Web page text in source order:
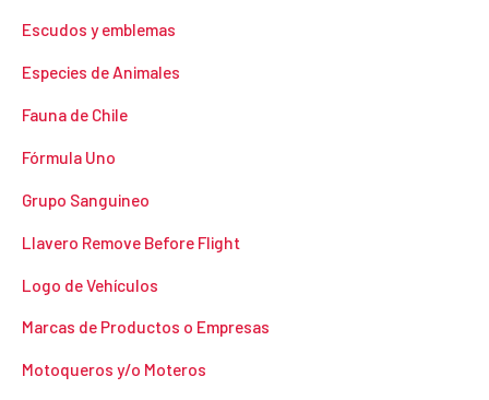
Escudos y emblemas
Especies de Animales
Fauna de Chile
Fórmula Uno
Grupo Sanguineo
Llavero Remove Before Flight
Logo de Vehículos
Marcas de Productos o Empresas
Motoqueros y/o Moteros